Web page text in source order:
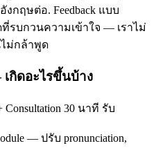
กฤษต่อ. Feedback แบบ
ที่รบกวนความเข้าใจ — เราไม่
ม่กล้าพูด
กิดอะไรขึ้นบ้าง
Consultation 30 นาที รับ
— ปรับ pronunciation,